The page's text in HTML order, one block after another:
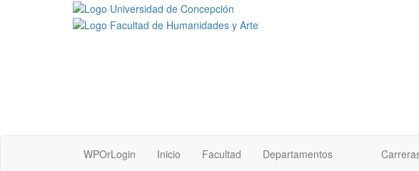
WPOrLogin Inicio Facultad
Departamentos